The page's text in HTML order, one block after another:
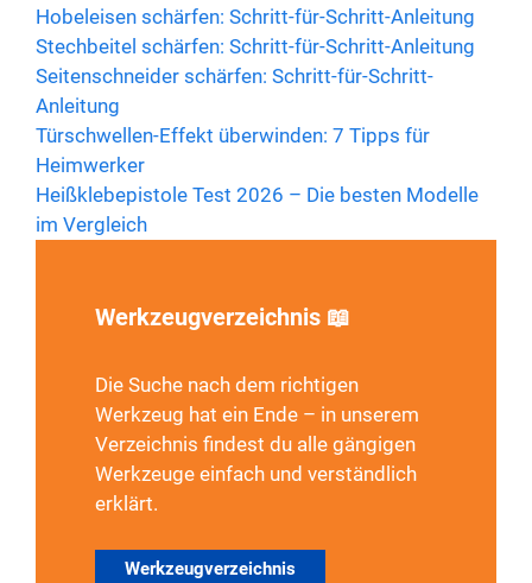
Hobeleisen schärfen: Schritt-für-Schritt-Anleitung
Stechbeitel schärfen: Schritt-für-Schritt-Anleitung
Seitenschneider schärfen: Schritt-für-Schritt-
Anleitung
Türschwellen-Effekt überwinden: 7 Tipps für
Heimwerker
Heißklebepistole Test 2026 – Die besten Modelle
im Vergleich
Werkzeugverzeichnis 📖
Die Suche nach dem richtigen
Werkzeug hat ein Ende – in unserem
Verzeichnis findest du alle gängigen
Werkzeuge einfach und verständlich
erklärt.
Werkzeugverzeichnis